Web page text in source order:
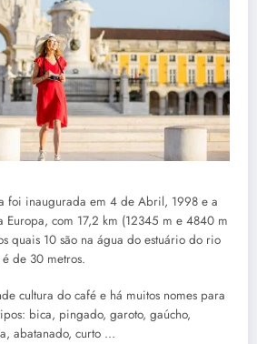
foi inaugurada em 4 de Abril, 1998 e a
Europa, com 17,2 km (12345 m e 4840 m
quais 10 são na água do estuário do rio
de 30 metros.
cultura do café e há muitos nomes para
bica, pingado, garoto, gaúcho,
abatanado, curto …